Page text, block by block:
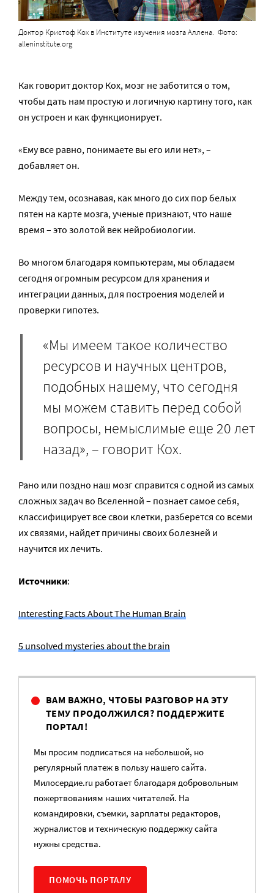
Доктор Кристоф Кох в Институте изучения мозга Аллена. Фото:
alleninstitute.org
Как говорит доктор Кох, мозг не заботится о том,
чтобы дать нам простую и логичную картину того, как
он устроен и как функционирует.
«Ему все равно, понимаете вы его или нет», –
добавляет он.
Между тем, осознавая, как много до сих пор белых
пятен на карте мозга, ученые признают, что наше
время – это золотой век нейробиологии.
Во многом благодаря компьютерам, мы обладаем
сегодня огромным ресурсом для хранения и
интеграции данных, для построения моделей и
проверки гипотез.
«Мы имеем такое количество
ресурсов и научных центров,
подобных нашему, что сегодня
мы можем ставить перед собой
вопросы, немыслимые еще 20 лет
назад», – говорит Кох.
Рано или поздно наш мозг справится с одной из самых
сложных задач во Вселенной – познает самое себя,
классифицирует все свои клетки, разберется со всеми
их связями, найдет причины своих болезней и
научится их лечить.
Источники:
Interesting Facts About The Human Brain
5 unsolved mysteries about the brain
ВАМ ВАЖНО, ЧТОБЫ РАЗГОВОР НА ЭТУ
ТЕМУ ПРОДОЛЖИЛСЯ? ПОДДЕРЖИТЕ
ПОРТАЛ!
Мы просим подписаться на небольшой, но
регулярный платеж в пользу нашего сайта.
Милосердие.ru работает благодаря добровольным
пожертвованиям наших читателей. На
командировки, съемки, зарплаты редакторов,
журналистов и техническую поддержку сайта
нужны средства.
ПОМОЧЬ ПОРТАЛУ